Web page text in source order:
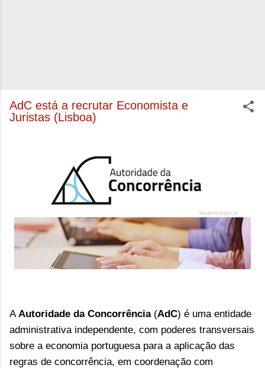
AdC está a recrutar Economista e
Juristas (Lisboa)
AAutoridade da Concorrência(AdC) é uma entidade
administrativa independente, com poderes transversais
sobre a economia portuguesa para a aplicação das
regras de concorrência, em coordenação com